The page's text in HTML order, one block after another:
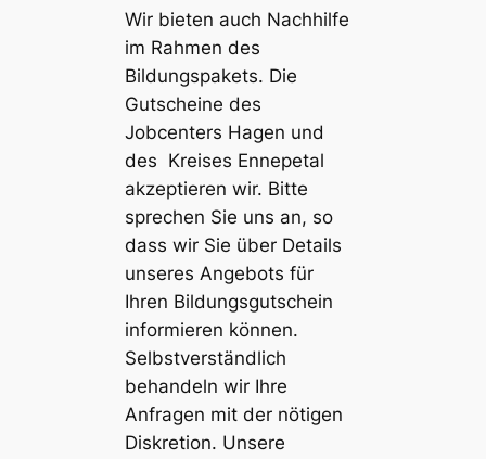
Wir bieten auch Nachhilfe
im Rahmen des
Bildungspakets. Die
Gutscheine des
Jobcenters Hagen und
des Kreises Ennepetal
akzeptieren wir. Bitte
sprechen Sie uns an, so
dass wir Sie über Details
unseres Angebots für
Ihren Bildungsgutschein
informieren können.
Selbstverständlich
behandeln wir Ihre
Anfragen mit der nötigen
Diskretion. Unsere